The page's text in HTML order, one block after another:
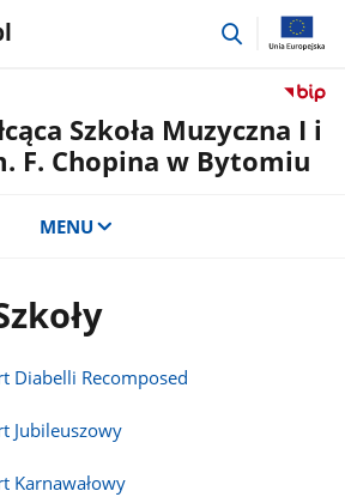
przejdź
Szkoła Muzyczna I i
F. Chopina w Bytomiu
MENU
Diabelli Recomposed
Jubileuszowy
Karnawałowy